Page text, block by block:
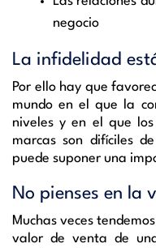
negocio
La infidelidad
Por ello hay que
mundo en el que la
niveles y en el que
marcas son difíciles
puede suponer una
No pienses en la
Muchas veces
valor de venta de